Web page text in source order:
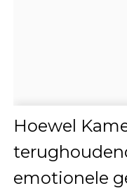
Hoewel
emotionele